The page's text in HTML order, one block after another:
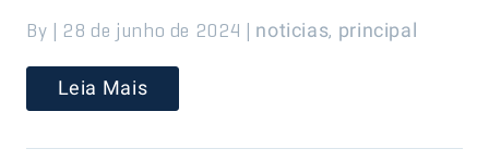
By | 28 de junho de 2024 | noticias, principal
Leia Mais